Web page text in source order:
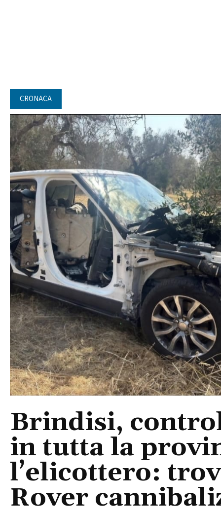
CRONACA
Brindisi,
in tutta la
l’elicottero:
Rover